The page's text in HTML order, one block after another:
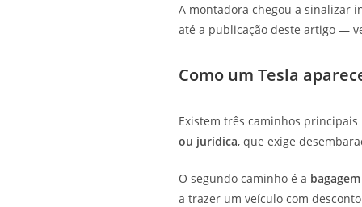
A montadora chegou a sinalizar
até a publicação deste artigo —
Como um Tesla
Existem três caminhos
ou jurídica, que exige
O segundo caminho é a
a trazer um veículo com